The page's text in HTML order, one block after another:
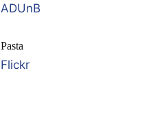
ADUnB
Pasta
Flickr